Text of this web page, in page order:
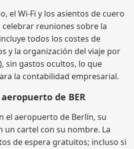
el Wi‑Fi y los asientos de cuero
reuniones sobre la
todos los costes de
y la organización del viaje por
sin gastos ocultos, lo que
la contabilidad empresarial.
de BER
el aeropuerto de Berlín, su
un cartel con su nombre. La
de espera gratuitos; incluso si